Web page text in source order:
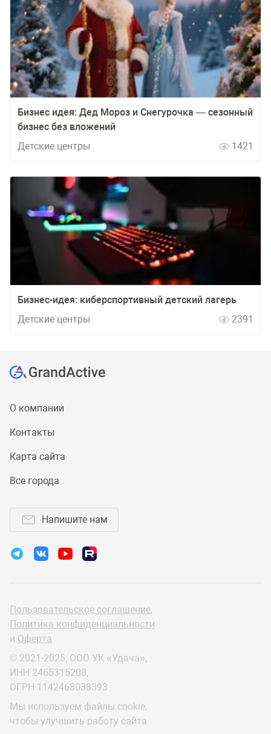
Бизнес идея: Дед Мороз и Снегурочка — сезонный
бизнес без вложений
Детские центры
1421
Бизнес-идея: киберспортивный детский лагерь
Детские центры
2391
О компании
Контакты
Карта сайта
Все города
Напишите нам
Пользовательское соглашение,
Политика конфиденциальности
и Оферта
© 2021-2025, ООО УК «Удача»,
ИНН 2465315208,
ОГРН 1142468038393
Мы используем файлы cookie,
чтобы улучшить работу сайта